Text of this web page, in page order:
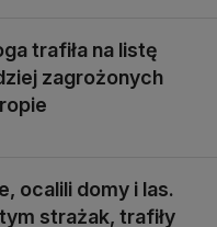
trafiła na listę
zagrożonych
ocalili domy i las.
strażak, trafiły